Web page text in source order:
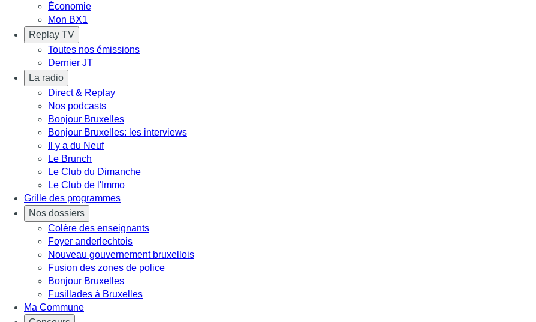
Économie
Mon BX1
Replay TV
Toutes nos émissions
Dernier JT
La radio
Direct & Replay
Nos podcasts
Bonjour Bruxelles
Bonjour Bruxelles: les interviews
Il y a du Neuf
Le Brunch
Le Club du Dimanche
Le Club de l'Immo
Grille des programmes
Nos dossiers
Colère des enseignants
Foyer anderlechtois
Nouveau gouvernement bruxellois
Fusion des zones de police
Bonjour Bruxelles
Fusillades à Bruxelles
Ma Commune